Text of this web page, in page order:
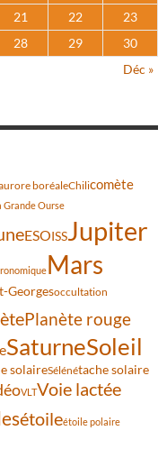
21 22
23
28 29
30
Déc »
boréaleChilicomète
Grande Ourse
ESOISSJupiter
Mars
Georgesoccultation
Planète rouge
SaturneSoleil
solaireSélénétache solaire
VLTVoie lactée
étoileétoile polaire